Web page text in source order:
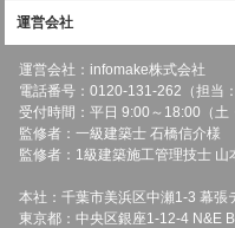
運営会社
運営会社：infomake株式会社
電話番号：0120-131-262（担当
受付時間：平日 9:00～18:00（土
監修者：一級建築士 石橋信介様
監修者：1級建築施工管理技士 山
本社：千葉市美浜区中瀬1-3 幕
東京都：中央区銀座1-12-4 N&E